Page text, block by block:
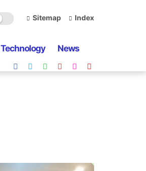
Sitemap Index
Technology News